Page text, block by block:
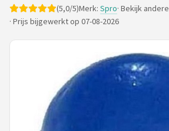
Blog
Molens
(5,0/5)Merk: Spro· Bekijk andere
· Prijs bijgewerkt op 07-08-2026